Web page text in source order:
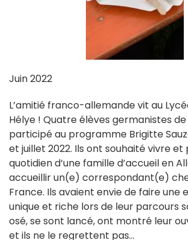
Juin 2022
L’amitié franco-allemande vit au
Hélye ! Quatre élèves germanistes
participé au programme Brigitte
et juillet 2022. Ils ont souhaité vivre
quotidien d’une famille d’accueil en
accueillir un(e) correspondant(e)
France. Ils avaient envie de faire une
unique et riche lors de leur parcours
osé, se sont lancé, ont montré leur
et ils ne le regrettent pas…